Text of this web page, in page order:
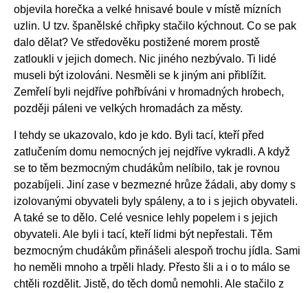
objevila horečka a velké hnisavé boule v místě mízních
uzlin. U tzv. španělské chřipky stačilo kýchnout. Co se pak
dalo dělat? Ve středověku postižené morem prostě
zatloukli v jejich domech. Nic jiného nezbývalo. Ti lidé
museli být izolováni. Nesměli se k jiným ani přiblížit.
Zemřelí byli nejdříve pohřbíváni v hromadných hrobech,
později páleni ve velkých hromadách za městy.
I tehdy se ukazovalo, kdo je kdo. Byli tací, kteří před
zatlučením domu nemocných jej nejdříve vykradli. A když
se to těm bezmocným chudákům nelíbilo, tak je rovnou
pozabíjeli. Jiní zase v bezmezné hrůze žádali, aby domy s
izolovanými obyvateli byly spáleny, a to i s jejich obyvateli.
A také se to dělo. Celé vesnice lehly popelem i s jejich
obyvateli. Ale byli i tací, kteří lidmi být nepřestali. Těm
bezmocným chudákům přinášeli alespoň trochu jídla. Sami
ho neměli mnoho a trpěli hlady. Přesto šli a i o to málo se
chtěli rozdělit. Jistě, do těch domů nemohli. Ale stačilo z